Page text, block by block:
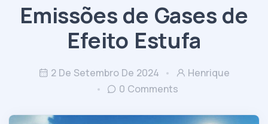
Emissões de Gases de
Efeito Estufa
2 De Setembro De 2024
Henrique
0 Comments